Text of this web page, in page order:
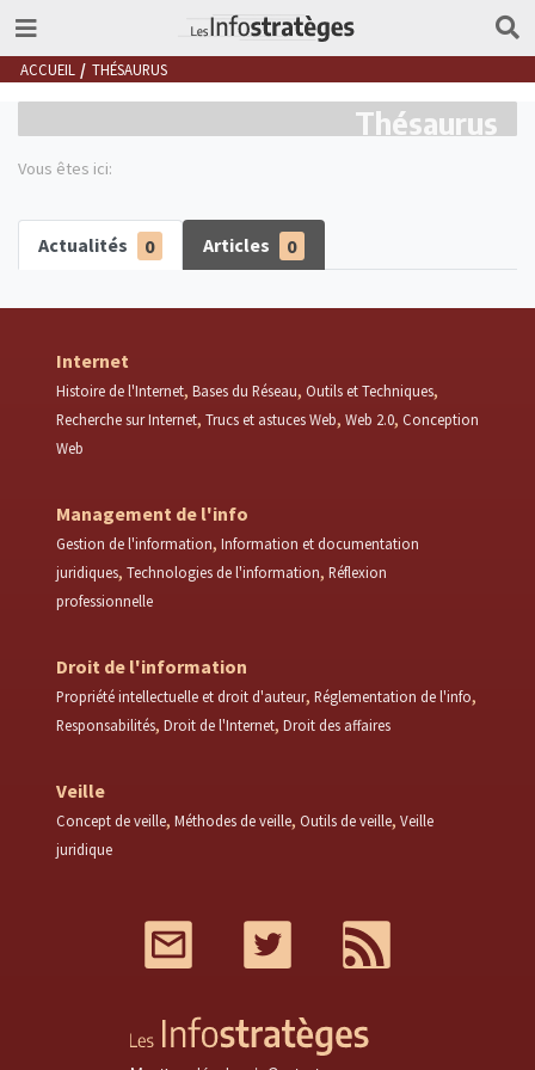
ACCUEIL THÉSAURUS
Thésaurus
Vous êtes ici:
Actualités 0 Articles 0
Internet
Histoire de l'Internet Bases du Réseau Outils et Techniques
Recherche sur Internet Trucs et astuces Web Web 2.0 Conception
Web
Management de l'info
Gestion de l'information Information et documentation
juridiques Technologies de l'information Réflexion
professionnelle
Droit de l'information
Propriété intellectuelle et droit d'auteur Réglementation de l'info
Responsabilités Droit de l'Internet Droit des affaires
Veille
Concept de veille Méthodes de veille Outils de veille Veille
juridique
Twitter